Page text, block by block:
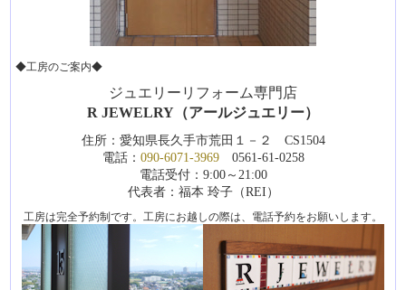
◆工房のご案内◆
ジュエリーリフォーム専門店
R JEWELRY（アールジュエリー）
住所：愛知県長久手市荒田１－２ CS1504
電話： 090-6071-39690561-61-0258
電話受付：9:00～21:00
代表者：福本 玲子（REI）
工房は完全予約制です。工房にお越しの際は、電話予約をお願いします。